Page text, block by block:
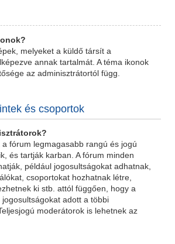
melyeket a küldő társít a
annak tartalmát. A téma ikonok
az adminisztrátortól függ.
és csoportok
fórum legmagasabb rangú és jogú
és tartják karban. A fórum minden
például jogosultságokat adhatnak,
csoportokat hozhatnak létre,
ki stb. attól függően, hogy a
adott a többi
moderátorok is lehetnek az